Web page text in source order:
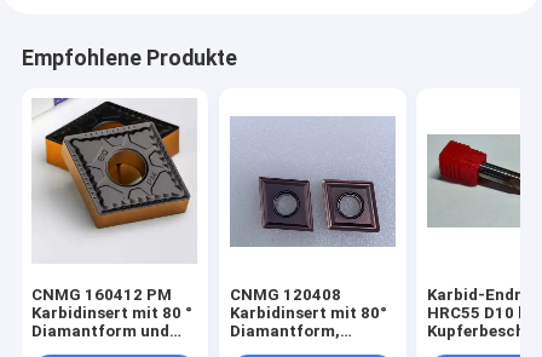
Empfohlene Produkte
CNMG 160412 PM
Karbidinsert mit 80 °
Diamantform und
CNMG 120408
Karbidinsert mit 80°
Diamantform,
Karbid-
HRC55 D10